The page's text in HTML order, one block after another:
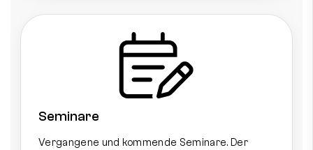
Seminare
Vergangene und kommende Seminare. Der